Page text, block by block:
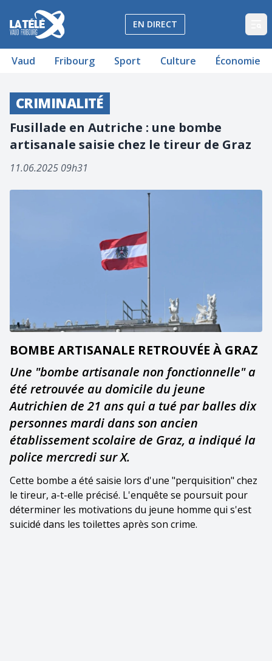
La Télé - Télévision régionale Vaud et Fribourg
EN DIRECT
Vaud Fribourg Sport Culture Économie
CRIMINALITÉ
Fusillade en Autriche : une bombe
artisanale saisie chez le tireur de Graz
11.06.2025 09h31
BOMBE ARTISANALE RETROUVÉE À GRAZ
Une "bombe artisanale non fonctionnelle" a
été retrouvée au domicile du jeune
Autrichien de 21 ans qui a tué par balles dix
personnes mardi dans son ancien
établissement scolaire de Graz, a indiqué la
police mercredi sur X.
Cette bombe a été saisie lors d'une "perquisition" chez
le tireur, a-t-elle précisé. L'enquête se poursuit pour
déterminer les motivations du jeune homme qui s'est
suicidé dans les toilettes après son crime.